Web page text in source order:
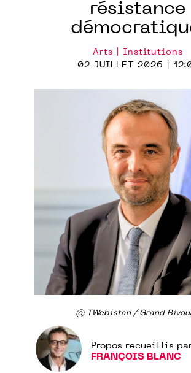
résistance
Arts | Institutions
02 JUILLET 2026 |
© TWebistan / Grand
Propos recueillis
FRANÇOIS BLANC